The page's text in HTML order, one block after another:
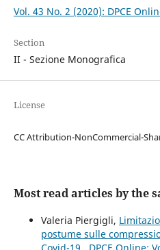
Vol. 43 No. 2 (2020): DPCE
Section
II - Sezione Monografica
License
CC Attribution-NonCommercial-
Most read articles by the
Valeria Piergigli,
postume sulle